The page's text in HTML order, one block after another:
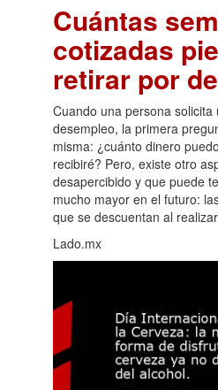
Cuántas
cotizadas
retirar por
Cuando una persona solicita
desempleo, la primera
misma: ¿cuánto dinero
recibiré? Pero, existe otro
desapercibido y que puede
mucho mayor en el futuro:
que se descuentan al
Lado.mx